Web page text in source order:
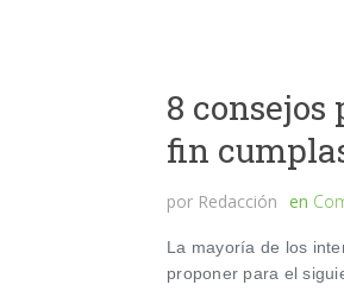
8 consejos
fin
por Redacción en
La mayoría de los
proponer para el